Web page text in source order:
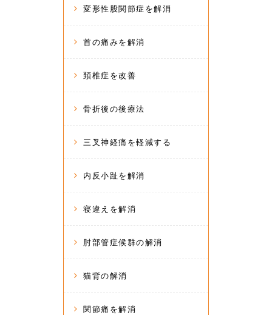
変形性股関節症を解消
首の痛みを解消
頚椎症を改善
骨折後の後療法
三叉神経痛を軽減する
内反小趾を解消
寝違えを解消
肘部管症候群の解消
猫背の解消
関節痛を解消